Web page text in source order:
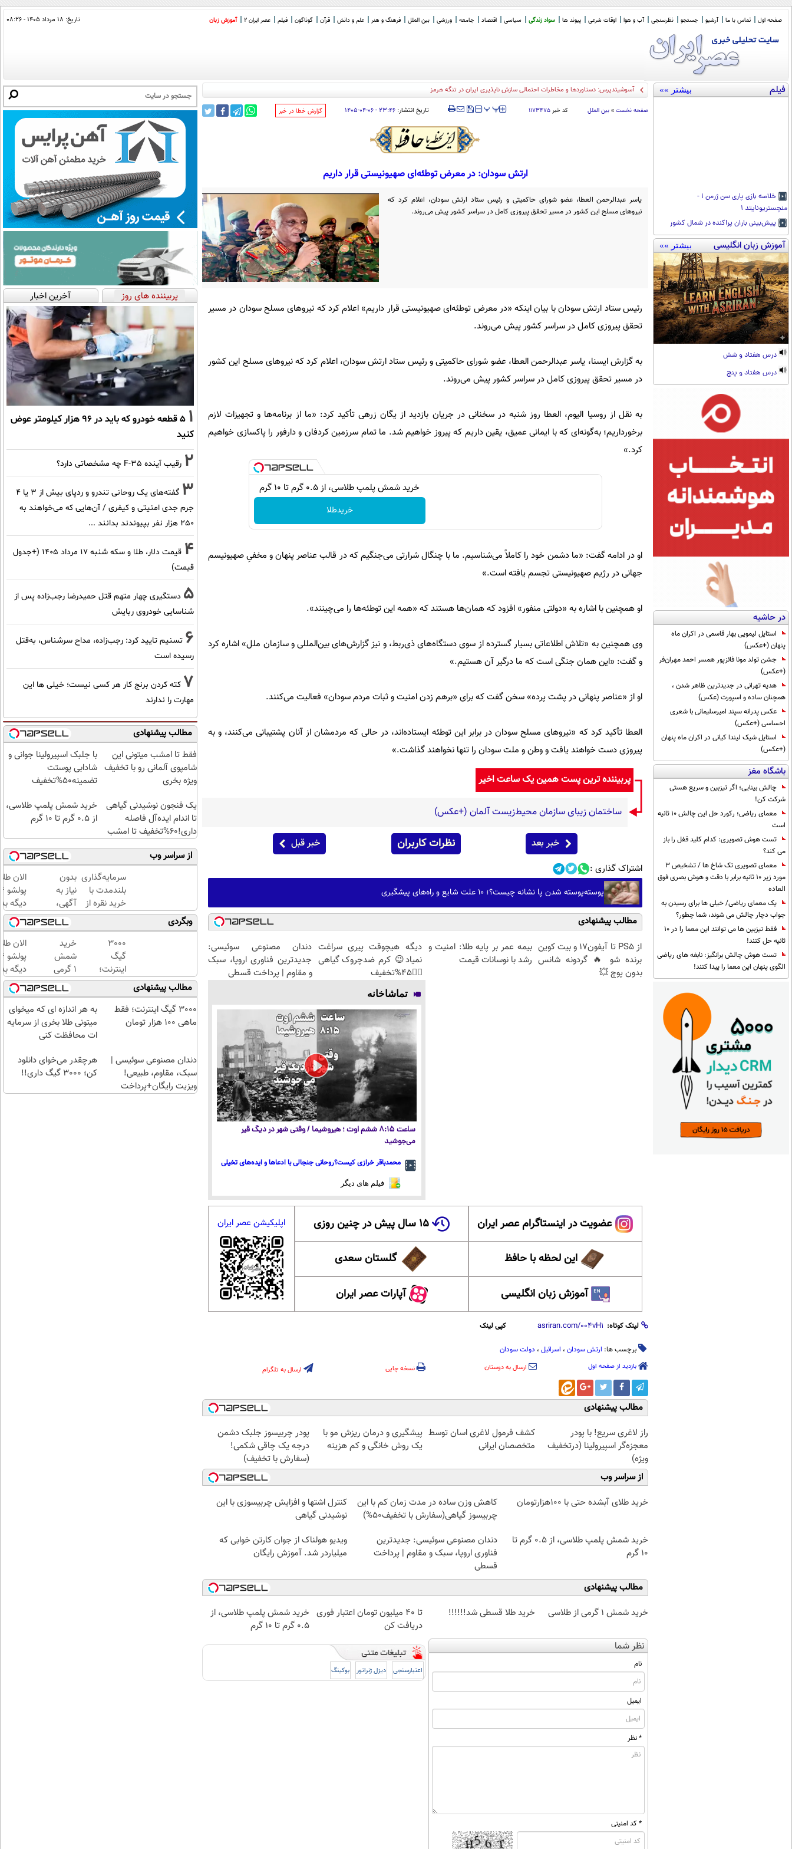
صفحه اول تماس با ما آرشیو جستجو نظرسنجی آب و هوا اوقات شرعی پیوند ها سواد زندگی سیاسی اقتصاد جامعه ورزشی بین الملل فرهنگ و هنر علم و دانش قرآن گوناگون فیلم عصر ایران 2 آموزش زبان تاریخ: ۱۸ مرداد ۱۴۰۵ - ۰۸:۲۶
فیلم بیشتر »»
خلاصه بازی پاری سن ژرمن ۱ -
منچستریونایتد ۱
پیش‌بینی باران پراکنده در شمال کشور
آموزش زبان انگلیسی بیشتر »»
درس هفتاد و شش
درس هفتاد و پنج
در حاشیه
استایل لیمویی بهار قاسمی در اکران ماه
پنهان (+عکس)
جشن تولد مونا فائزپور همسر احمد مهران‌فر
(+عکس)
هدیه تهرانی در جدیدترین ظاهر شدن ،
همچنان ساده و اسپورت (عکس)
عکس پدرانه سپند امیرسلیمانی با شعری
احساسی (+عکس)
استایل شیک لیندا کیانی در اکران ماه پنهان
(+عکس)
باشگاه مغز
چالش بینایی؛ اگر تیزبین و سریع هستی
شرکت کن!
معمای ریاضی؛ رکورد حل این چالش 10 ثانیه
است
تست هوش تصویری: کدام کلید قفل را باز
می کند؟
معمای تصویری تک شاخ ها / تشخیص 3
مورد زیر 10 ثانیه برابر با دقت و هوش بصری فوق
العاده
یک معمای ریاضی/ خیلی ها برای رسیدن به
جواب دچار چالش می شوند، شما چطور؟
فقط تیزبین ها می توانند این معما را در 10
ثانیه حل کنند!
تست هوش چالش برانگیز: نابغه های ریاضی
الگوی پنهان این معما را پیدا کنند!
آسوشیتدپرس: دستاوردها و مخاطرات احتمالی سازش ناپذیری ایران در تنگه هرمز
صفحه نخست » بین الملل کد خبر ۱۱۷۳۴۷۵ ‍‍‍ پ پ تاریخ انتشار: ۲۳:۴۶ - ۰۶-۰۴-۱۴۰۵ ‌گزارش خطا در خبر
ارتش سودان: در معرض توطئه‌ای صهیونیستی قرار داریم
یاسر عبدالرحمن العطا، عضو شورای حاکمیتی و رئیس ستاد ارتش سودان، اعلام کرد که
نیروهای مسلح این کشور در مسیر تحقق پیروزی کامل در سراسر کشور پیش می‌روند.
رئیس ستاد ارتش سودان با بیان اینکه «در معرض توطئه‌ای صهیونیستی قرار داریم» اعلام کرد که نیروهای مسلح سودان در مسیر
تحقق پیروزی کامل در سراسر کشور پیش می‌روند.
به گزارش ایسنا، یاسر عبدالرحمن العطا، عضو شورای حاکمیتی و رئیس ستاد ارتش سودان، اعلام کرد که نیروهای مسلح این کشور
در مسیر تحقق پیروزی کامل در سراسر کشور پیش می‌روند.
به نقل از روسیا الیوم، العطا روز شنبه در سخنانی در جریان بازدید از یگان زرهی تأکید کرد: «ما از برنامه‌ها و تجهیزات لازم
برخورداریم؛ به‌گونه‌ای که با ایمانی عمیق، یقین داریم که پیروز خواهیم شد. ما تمام سرزمین کردفان و دارفور را پاکسازی خواهیم
کرد.»
خرید شمش پلمپ طلاسی، از ۰.۵ گرم تا ۱۰ گرم
خریدطلا
او در ادامه گفت: «ما دشمن خود را کاملاً می‌شناسیم. ما با چنگال شرارتی می‌جنگیم که در قالب عناصر پنهان و مخفیِ صهیونیسم
جهانی در رژیم صهیونیستی تجسم یافته است.»
او همچنین با اشاره به «دولتی منفور» افزود که همان‌ها هستند که «همه این توطئه‌ها را می‌چینند».
وی همچنین به «تلاش اطلاعاتی بسیار گسترده از سوی دستگاه‌های ذی‌ربط، و نیز گزارش‌های بین‌المللی و سازمان ملل» اشاره کرد
و گفت: «این همان جنگی است که ما درگیر آن هستیم.»
او از «عناصر پنهانی در پشت پرده» سخن گفت که برای «برهم زدن امنیت و ثبات مردم سودان» فعالیت می‌کنند.
العطا تأکید کرد که «نیروهای مسلح سودان در برابر این توطئه ایستاده‌اند، در حالی که مردمشان از آنان پشتیبانی می‌کنند، و به
پیروزی دست خواهند یافت و وطن و ملت سودان را تنها نخواهند گذاشت.»
پربیننده ترین پست همین یک ساعت اخیر
ساختمان زیبای سازمان محیط‌زیست آلمان (+عکس)
خبر بعد نظرات کاربران خبر قبل
اشتراک گذاری :
پوسته‌پوسته شدن پا نشانه چیست؟؛ ۱۰ علت شایع و راه‌های پیشگیری
مطالب پیشنهادی
از PS5 تا آیفون17 و بیت کوین
برنده شو 🔥 گردونه شانس
بدون پوچ 💥
بیمه عمر بر پایه طلا: امنیت و
رشد با نوسانات قیمت
دیگه هیچوقت پیری سراغت
نمیاد😉 کرم ضدچروک گیاهی
👈🏻45%تخفیف
دندان مصنوعی سوئیسی:
جدیدترین فناوری اروپا، سبک
و مقاوم | پرداخت قسطی
تماشاخانه
ساعت ۸:۱۵ ششم اوت ؛ هیروشیما / وقتی شهر در دیگ قیر
می‌جوشید
محمدباقر خرازی کیست؟روحانی جنجالی با ادعاها و ایده‌های تخیلی
فیلم های دیگر
عضویت در اینستاگرام عصر ایران ۱۵ سال پیش در چنین روزی
این لحظه با حافظ گلستان سعدی
آموزش زبان انگلیسی آپارات عصر ایران
اپلیکیشن عصر ایران
لینک کوتاه: کپی لینک
برچسب ها: ارتش سودان ، اسرائیل ، دولت سودان
بازدید از صفحه اول ارسال به دوستان نسخه چاپی ارسال به تلگرام
مطالب پیشنهادی
راز لاغری سریع! با پودر
معجزه‌گر اسپیرولینا (درتخفیف
ویژه)
کشف فرمول لاغری اسان توسط
متخصصان ایرانی
پیشگیری و درمان ریزش مو با
یک روش خانگی و کم هزینه
پودر چربیسوز جلبک دشمن
درجه یک چاقی شکمی!
(سفارش با تخفیف)
از سراسر وب
خرید طلای آبشده حتی با ۱۰۰هزارتومان
کاهش وزن ساده در مدت زمان کم با این
چربیسوز گیاهی(سفارش با تخفیف50%)
کنترل اشتها و افزایش چربیسوزی با این
نوشیدنی گیاهی
خرید شمش پلمپ طلاسی، از ۰.۵ گرم تا
۱۰ گرم
دندان مصنوعی سوئیسی: جدیدترین
فناوری اروپا، سبک و مقاوم | پرداخت
قسطی
ویدیو هولناک از جوان کارتن خوابی که
میلیاردر شد. آموزش رایگان
مطالب پیشنهادی
خرید شمش 1 گرمی از طلاسی
خرید طلا قسطی شد!!!!!!
تا 40 میلیون تومان اعتبار فوری
دریافت کن
خرید شمش پلمپ طلاسی، از
۰.۵ گرم تا ۱۰ گرم
نظر شما
نام
ایمیل
* نظر
* کد امنیتی
اعتبارسنجی دیزل ژنراتور بوکینگ
پربیننده های روز آخرین اخبار
1
۵ قطعه خودرو که باید در ۹۶ هزار کیلومتر عوض
کنید
2 رقیب آینده F-35 چه مشخصاتی دارد؟
3
گفته‌های یک روحانی تندرو و ردپای بیش از ۳ یا ۴
جرم جدی امنیتی و کیفری / آن‌هایی که می‌خواهند به
۲۵۰ هزار نفر بپیوندند بدانند ...
4
قیمت دلار، طلا و سکه شنبه ۱۷ مرداد ۱۴۰۵ (+جدول
قیمت)
5 دستگیری چهار متهم قتل حمیدرضا رجب‌زاده پس از
شناسایی خودروی ربایش
6 تسنیم تایید کرد: رجب‌زاده، مداح سرشناس، به‌قتل
رسیده است
7 کته کردن برنج کار هر کسی نیست؛ خیلی ها این
مهارت را ندارند
مطالب پیشنهادی
فقط تا امشب میتونی این
شامپوی آلمانی رو با تخفیف
ویژه بخری
با جلبک اسپیرولینا جوانی و
شادابی پوستت
تضمینه50%تخفیف
یک فنجون نوشیدنی گیاهی
تا اندام ایده‌آل فاصله
داری!60%تخفیف تا امشب
خرید شمش پلمپ طلاسی،
از ۰.۵ گرم تا ۱۰ گرم
از سراسر وب
سرمایه‌گذاری
بلندمدت با
خرید نقره از
دیجی‌کالا
بدون
نیاز به
آگهی،
یک‌روزه
فروخته
شد
الان
دیگه
طلا با
بی‌بهره
وبگردی
3000
گیگ
اینترنت؛
فقط
ماهی
100
هزار
خرید
شمش
1 گرمی
از
طلاسی
الان
دیگه
طلا با
بی‌بهره
مطالب پیشنهادی
3000 گیگ اینترنت؛ فقط
ماهی 100 هزار تومان
به هر اندازه ای که میخوای
میتونی طلا بخری از سرمایه
ات محافظت کنی
دندان مصنوعی سوئیسی |
سبک، مقاوم، طبیعی!
ویزیت رایگان+پرداخت
هرچقدر می‌خوای دانلود
کن؛ 3000 گیگ داری!!